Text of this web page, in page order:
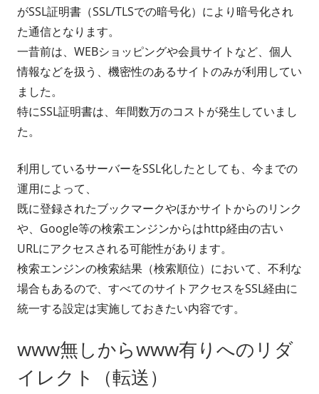
がSSL証明書（SSL/TLSでの暗号化）により暗号化され
た通信となります。
一昔前は、WEBショッピングや会員サイトなど、個人
情報などを扱う、機密性のあるサイトのみが利用してい
ました。
特にSSL証明書は、年間数万のコストが発生していまし
た。
利用しているサーバーをSSL化したとしても、今までの
運用によって、
既に登録されたブックマークやほかサイトからのリンク
や、Google等の検索エンジンからはhttp経由の古い
URLにアクセスされる可能性があります。
検索エンジンの検索結果（検索順位）において、不利な
場合もあるので、すべてのサイトアクセスをSSL経由に
統一する設定は実施しておきたい内容です。
www無しからwww有りへのリダ
イレクト（転送）